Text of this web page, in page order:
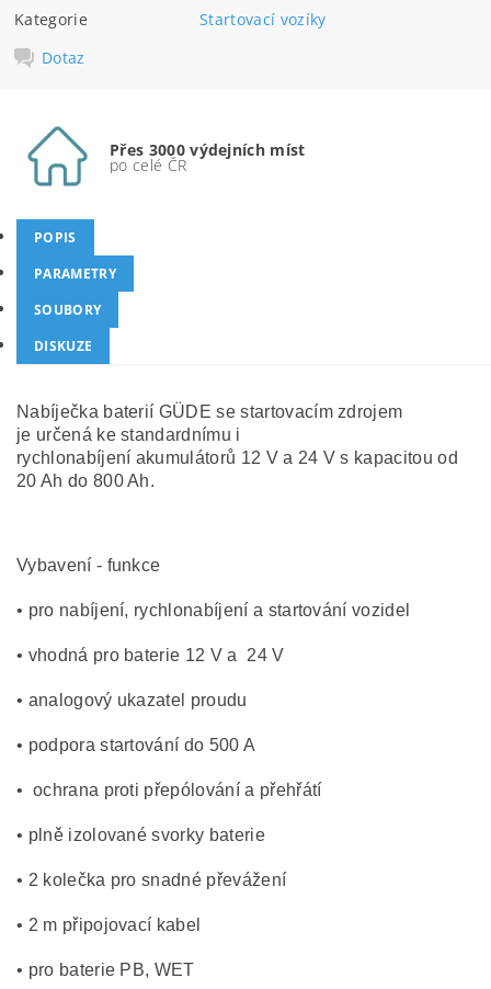
Kategorie
Startovací vozíky
Dotaz
Přes 3000 výdejních míst
po celé ČR
POPIS
PARAMETRY
SOUBORY
DISKUZE
Nabíječka baterií GÜDE se startovacím zdrojem
je určená ke standardnímu i
rychlonabíjení akumulátorů 12 V a 24 V s kapacitou od
20 Ah do 800 Ah.
Vybavení - funkce
• pro nabíjení, rychlonabíjení a startování vozidel
• vhodná pro baterie 12 V a 24 V
• analogový ukazatel proudu
• podpora startování do 500 A
• ochrana proti přepólování a přehřátí
• plně izolované svorky baterie
• 2 kolečka pro snadné převážení
• 2 m připojovací kabel
• pro baterie PB, WET